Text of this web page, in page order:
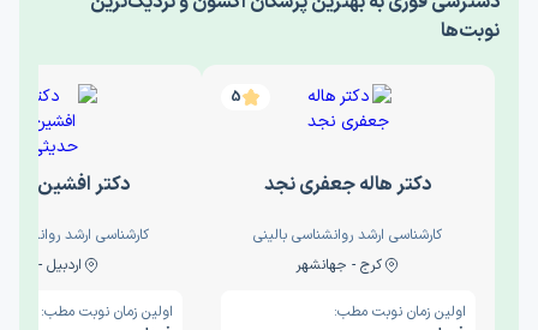
نوبت‌ها
5
دکتر هاله جعفری نجد
کارشناسی ارشد روانشناسی بالینی
کرج - جهانشهر
اولین زمان نوبت مطب:
دکتر افشین
کارشناسی ارشد
اردبیل - والی
اولین زمان نوبت مطب: